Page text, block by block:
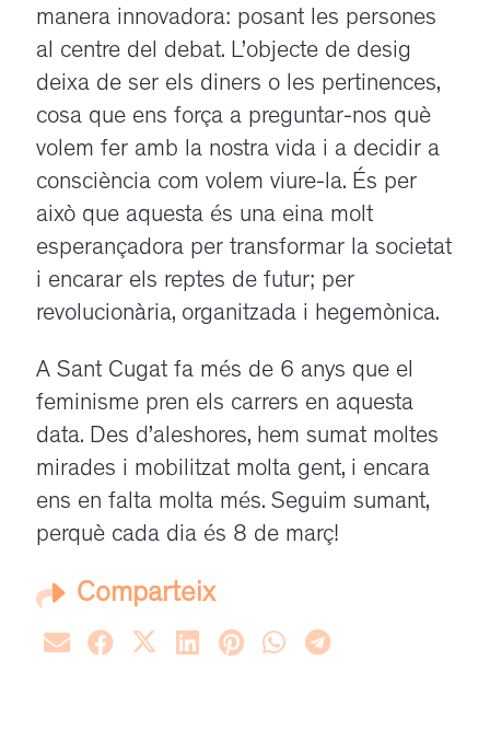
manera innovadora: posant les persones
al centre del debat. L’objecte de desig
deixa de ser els diners o les pertinences,
cosa que ens força a preguntar-nos què
volem fer amb la nostra vida i a decidir a
consciència com volem viure-la. És per
això que aquesta és una eina molt
esperançadora per transformar la societat
i encarar els reptes de futur; per
revolucionària, organitzada i hegemònica.
A Sant Cugat fa més de 6 anys que el
feminisme pren els carrers en aquesta
data. Des d’aleshores, hem sumat moltes
mirades i mobilitzat molta gent, i encara
ens en falta molta més. Seguim sumant,
perquè cada dia és 8 de març!
Comparteix